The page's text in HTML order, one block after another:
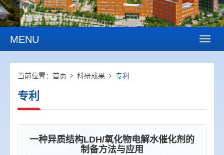
MENU
当前位置： 首页 科研成果 专利
专利
一种异质结构LDH/氧化物电解水催化剂的
制备方法与应用